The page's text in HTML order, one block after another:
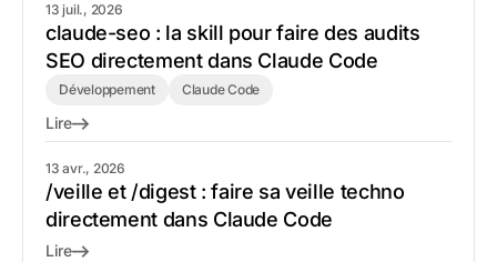
13 juil., 2026
claude-seo : la skill pour faire des audits
SEO directement dans Claude Code
Développement Claude Code
Lire
13 avr., 2026
/veille et /digest : faire sa veille techno
directement dans Claude Code
Lire